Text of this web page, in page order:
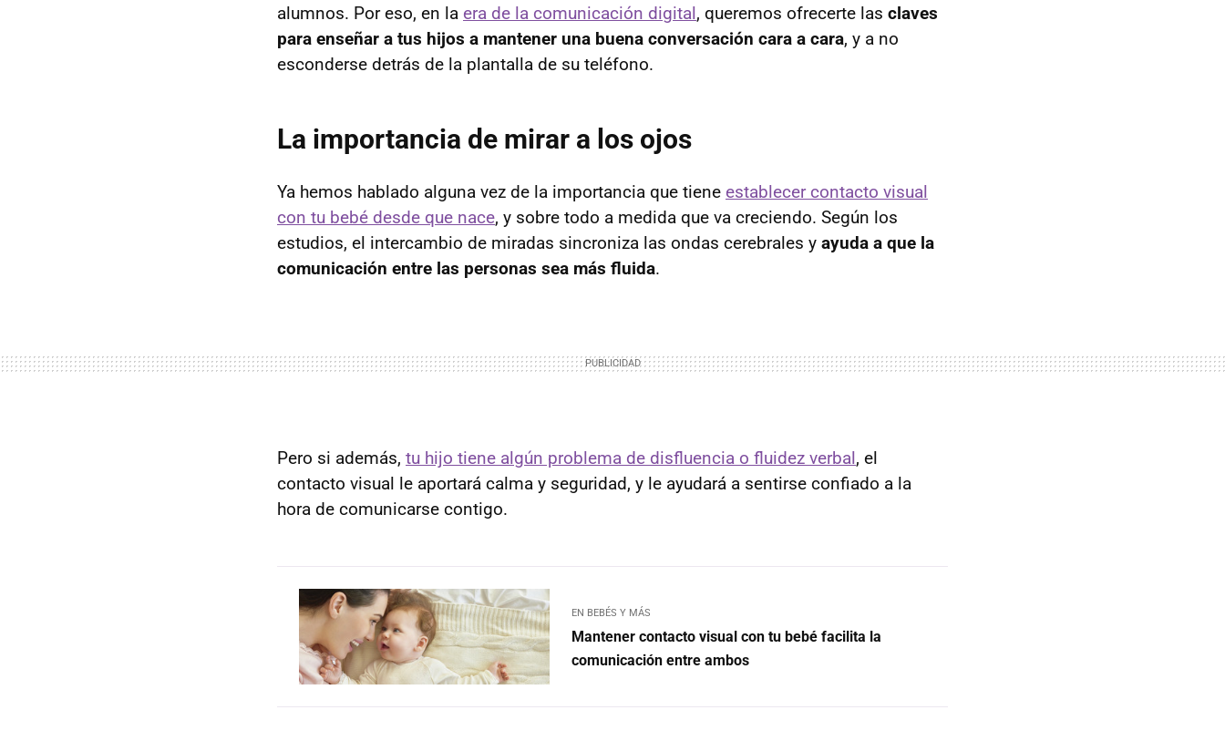
alumnos. Por eso, en la era de la comunicación digital, queremos ofrecerte las claves
para enseñar a tus hijos a mantener una buena conversación cara a cara, y a no
esconderse detrás de la plantalla de su teléfono.
La importancia de mirar a los ojos
Ya hemos hablado alguna vez de la importancia que tiene establecer contacto visual
con tu bebé desde que nace, y sobre todo a medida que va creciendo. Según los
estudios, el intercambio de miradas sincroniza las ondas cerebrales y ayuda a que la
comunicación entre las personas sea más fluida.
Pero si además, tu hijo tiene algún problema de disfluencia o fluidez verbal, el
contacto visual le aportará calma y seguridad, y le ayudará a sentirse confiado a la
hora de comunicarse contigo.
EN BEBÉS Y MÁS
Mantener contacto visual con tu bebé facilita la
comunicación entre ambos